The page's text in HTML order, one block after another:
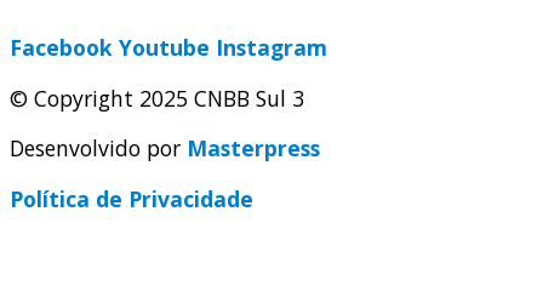
Facebook Youtube Instagram
© Copyright 2025 CNBB Sul 3
Desenvolvido por Masterpress
Política de Privacidade